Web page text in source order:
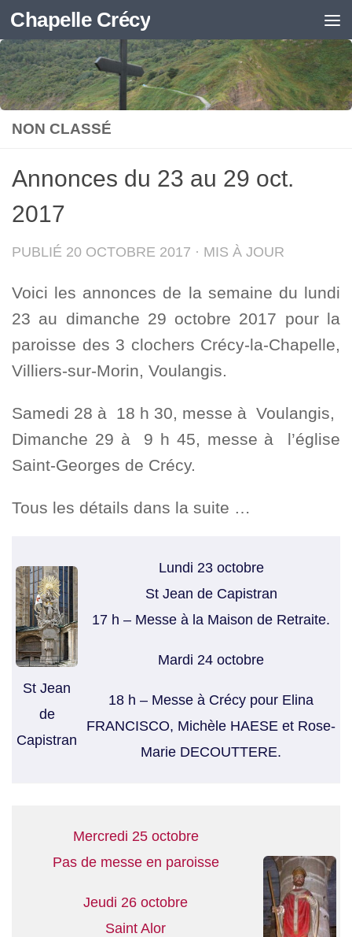
Skip to content
Chapelle Crécy
NON CLASSÉ
Annonces du 23 au 29 oct.
2017
PUBLIÉ 20 OCTOBRE 2017 · MIS À JOUR
Voici les annonces de la semaine du lundi
23 au dimanche 29 octobre 2017 pour la
paroisse des 3 clochers Crécy-la-Chapelle,
Villiers-sur-Morin, Voulangis.
Samedi 28 à 18 h 30, messe à Voulangis,
Dimanche 29 à 9 h 45, messe à l’église
Saint-Georges de Crécy.
Tous les détails dans la suite …
St Jean
de
Capistran
Lundi 23 octobre
St Jean de Capistran
17 h – Messe à la Maison de Retraite.
Mardi 24 octobre
18 h – Messe à Crécy pour Elina
FRANCISCO, Michèle HAESE et Rose-
Marie DECOUTTERE.
Mercredi 25 octobre
Pas de messe en paroisse
Jeudi 26 octobre
Saint Alor